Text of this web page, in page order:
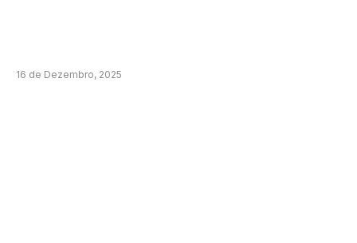
16 de Dezembro, 2025